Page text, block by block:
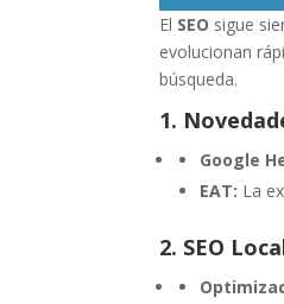
El SEO sigue
evolucionan
búsqueda.
1.
Google
EAT: La
2. SEO